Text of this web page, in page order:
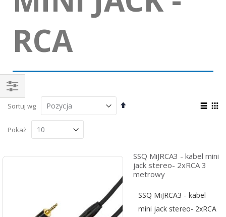
RCA
Sortuj wg
Ustaw
Pokaż
SSQ MiJRCA3 - kabel mini
jack stereo- 2xRCA 3
metrowy
SSQ MiJRCA3 - kabel
mini jack stereo- 2xRCA
Kupuj